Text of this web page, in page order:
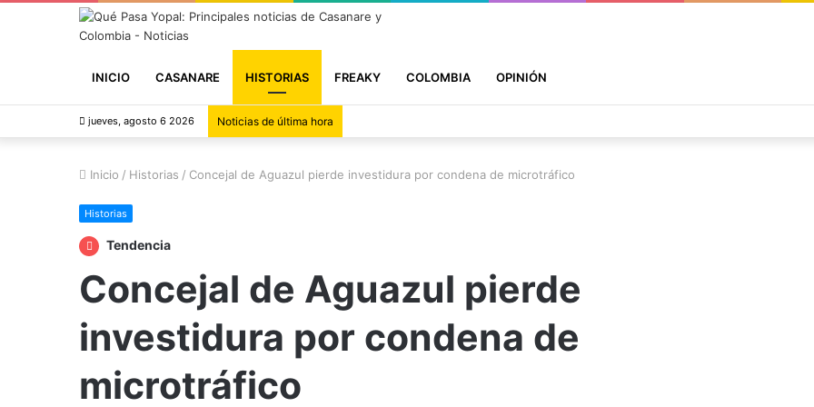
INICIO CASANARE HISTORIAS FREAKY COLOMBIA OPINIÓN
jueves, agosto 6 2026 Noticias de última hora
Inicio / Historias / Concejal de Aguazul pierde investidura por condena de microtráfico
Historias
Tendencia
Concejal de Aguazul pierde
investidura por condena de
microtráfico